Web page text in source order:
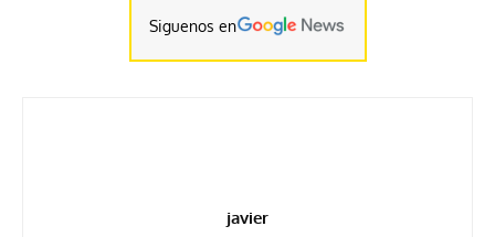
Siguenos en
javier